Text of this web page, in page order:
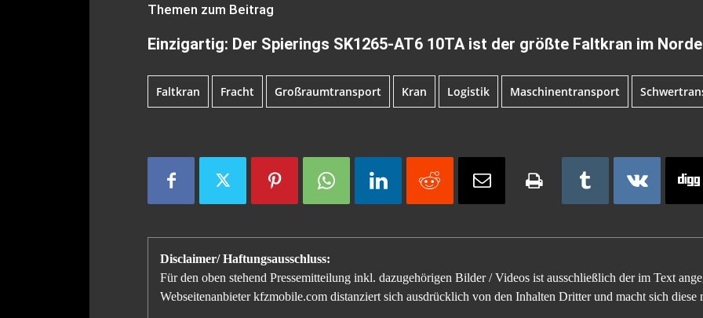
Themen zum Beitrag
Einzigartig: Der Spierings SK1265-AT6 10TA ist der größte Faltkran im
Faltkran Fracht Großraumtransport Kran Logistik Maschinentransport
Disclaimer/ Haftungsausschluss:
Für den oben stehend Pressemitteilung inkl. dazugehörigen Bilder / Videos ist ausschließlich der im Text
Webseitenanbieter kfzmobile.com distanziert sich ausdrücklich von den Inhalten Dritter und macht sich diese